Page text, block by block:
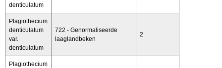
denticulatum
Plagiothecium
denticulatum
var.
denticulatum
722 - Genormaliseerde
laaglandbeken
2
Plagiothecium